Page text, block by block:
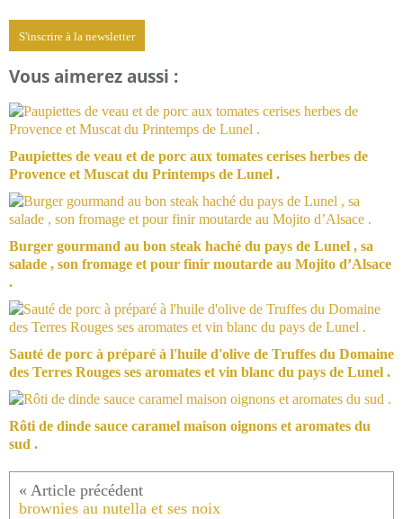
S'inscrire à la newsletter
Vous aimerez aussi :
Paupiettes de veau et de porc aux tomates cerises herbes de
Provence et Muscat du Printemps de Lunel .
Burger gourmand au bon steak haché du pays de Lunel , sa
salade , son fromage et pour finir moutarde au Mojito d’Alsace
.
Sauté de porc à préparé à l'huile d'olive de Truffes du Domaine
des Terres Rouges ses aromates et vin blanc du pays de Lunel .
Rôti de dinde sauce caramel maison oignons et aromates du
sud .
brownies au nutella et ses noix